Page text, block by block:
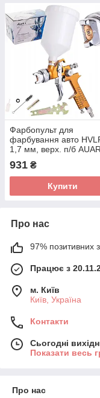
Фарбопульт для
фарбування авто
1,7 мм, верх. п/б
931 ₴
Купити
Про нас
97% позитивних з
Працює з
м. Київ
Київ, Україна
Контакти
Сьогодні
Показати весь
Про нас